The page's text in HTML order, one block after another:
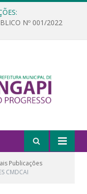
Nº 001/2022
Publicações
CMDCAI